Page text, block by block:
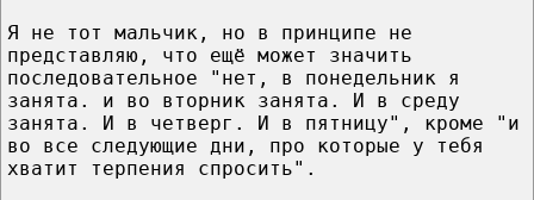
Я не тот мальчик, но в принципе не
представляю, что ещё может значить
последовательное "нет, в понедельник я
занята. и во вторник занята. И в среду
занята. И в четверг. И в пятницу", кроме "и
во все следующие дни, про которые у тебя
хватит терпения спросить".